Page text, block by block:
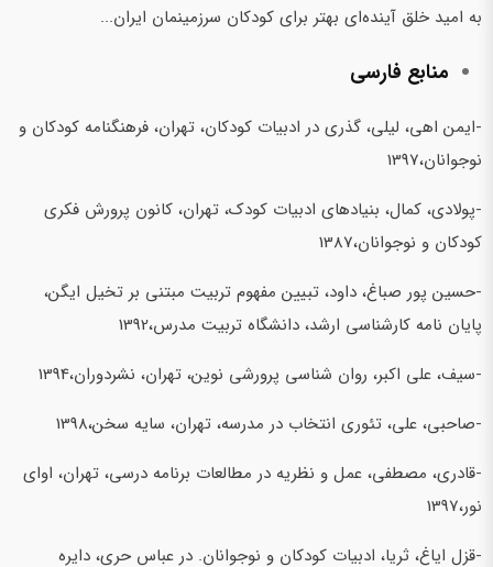
به امید خلق آینده‌ای بهتر برای کودکان سرزمینمان ایران...
منابع فارسی
-ایمن اهی، لیلی، گذری در ادبیات کودکان، تهران، فرهنگنامه کودکان و
نوجوانان،1397
-پولادی، کمال، بنیادهای ادبیات کودک، تهران، کانون پرورش فکری
کودکان و نوجوانان،1387
-حسین پور صباغ، داود، تبیین مفهوم تربیت مبتنی بر تخیل ایگن،
پایان نامه کارشناسی ارشد، دانشگاه تربیت مدرس،1392
-سیف، علی اکبر، روان شناسی پرورشی نوین، تهران، نشردوران،1394
-صاحبی، علی، تئوری انتخاب در مدرسه، تهران، سایه سخن،1398
-قادری، مصطفی، عمل و نظریه در مطالعات برنامه درسی، تهران، اوای
نور،1397
-قزل ایاغ، ثریا، ادبیات کودکان و نوجوانان. در عباس حری، دایره